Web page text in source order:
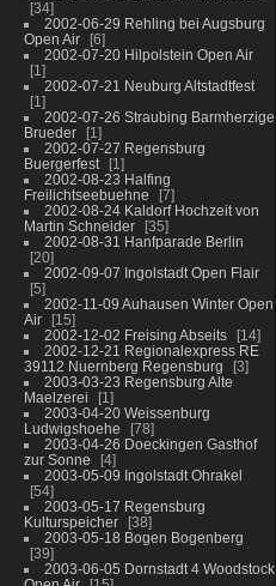
34
2002-06-29 Rehling bei Augsburg
Open Air
6
2002-07-20 Hilpolstein Open Air
1
2002-07-21 Neuburg Altstadtfest
1
2002-07-26 Straubing Barmherzige
Brueder
1
2002-07-27 Regensburg
Buergerfest
1
2002-08-23 Halfing
Freilichtseebuehne
7
2002-08-24 Kaldorf Hochzeit von
Martin Schneider
35
2002-08-31 Hanfparade Berlin
20
2002-09-07 Ingolstadt Open Flair
5
2002-11-09 Auhausen Winter Open
Air
15
2002-12-02 Freising Abseits
14
2002-12-21 Regionalexpress RE
39112 Nuernberg Regensburg
3
2003-03-23 Regensburg Alte
Maelzerei
1
2003-04-20 Weissenburg
Ludwigshoehe
78
2003-04-26 Doeckingen Gasthof
zur Sonne
4
2003-05-09 Ingolstadt Ohrakel
54
2003-05-17 Regensburg
Kulturspeicher
38
2003-05-18 Bogen Bogenberg
39
2003-06-05 Dornstadt 4 Woodstock